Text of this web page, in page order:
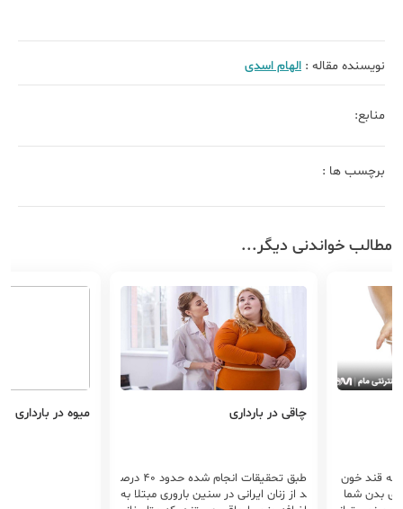
نویسنده مقاله : الهام اسدی
منابع:
برچسب ها :
مطالب خواندنی دیگر...
به قند خون
بدن شما
چاقی در بارداری
طبق تحقیقات انجام شده حدود ۴۰ درص
د از زنان ایرانی در سنین باروری مبتلا به
میوه در بارداری